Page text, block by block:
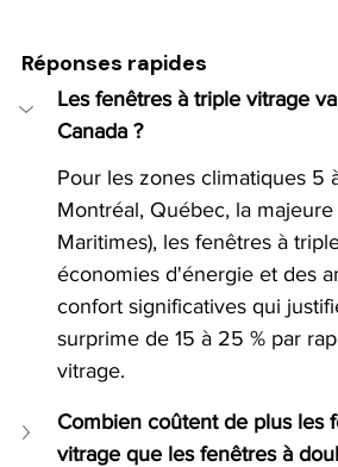
Réponses rapides
Les fenêtres à triple vitrage
Canada ?
Pour les zones climatiques 5
Montréal, Québec, la
Maritimes), les fenêtres à
économies d'énergie et des
confort significatives qui
surprime de 15 à 25 % par
vitrage.
Combien coûtent de plus les
vitrage que les fenêtres à